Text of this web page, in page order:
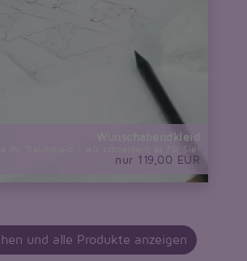
Wunschabendkleid
Ihr Traumkleid - wir schneidern es für Sie!
nur 119,00 EUR
und alle Produkte anzeigen